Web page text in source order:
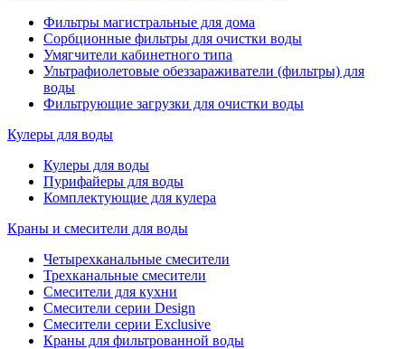
Фильтры магистральные для дома
Сорбционные фильтры для очистки воды
Умягчители кабинетного типа
Ультрафиолетовые обеззараживатели (фильтры) для
воды
Фильтрующие загрузки для очистки воды
Кулеры для воды
Кулеры для воды
Пурифайеры для воды
Комплектующие для кулера
Краны и смесители для воды
Четырехканальные смесители
Трехканальные смесители
Смесители для кухни
Смесители серии Design
Смесители серии Exclusive
Краны для фильтрованной воды